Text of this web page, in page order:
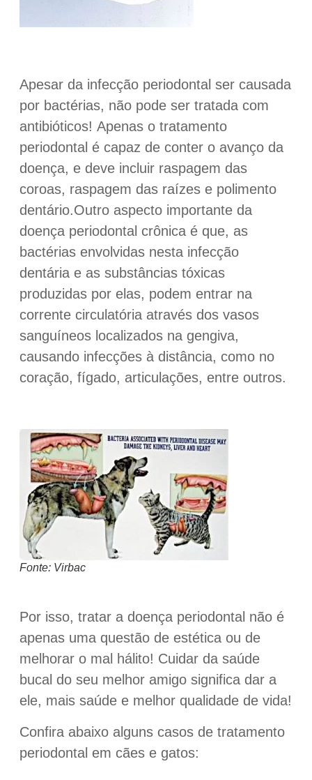
Apesar da infecção periodontal ser causada
por bactérias, não pode ser tratada com
antibióticos! Apenas o tratamento
periodontal é capaz de conter o avanço da
doença, e deve incluir raspagem das
coroas, raspagem das raízes e polimento
dentário.Outro aspecto importante da
doença periodontal crônica é que, as
bactérias envolvidas nesta infecção
dentária e as substâncias tóxicas
produzidas por elas, podem entrar na
corrente circulatória através dos vasos
sanguíneos localizados na gengiva,
causando infecções à distância, como no
coração, fígado, articulações, entre outros.
Fonte: Virbac
Por isso, tratar a doença periodontal não é
apenas uma questão de estética ou de
melhorar o mal hálito! Cuidar da saúde
bucal do seu melhor amigo significa dar a
ele, mais saúde e melhor qualidade de vida!
Confira abaixo alguns casos de tratamento
periodontal em cães e gatos: